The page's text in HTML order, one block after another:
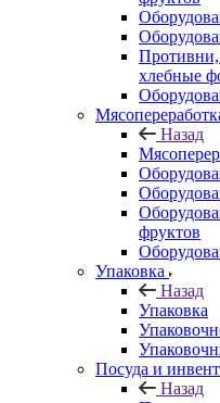
Противни,
хлебные
Назад
фруктов
Упаковка
Назад
Упаковка
Посуда и
Назад